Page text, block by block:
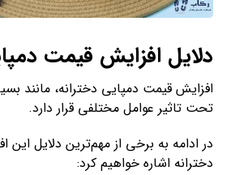
دلایل افزایش قیمت
افزایش قیمت دمپایی دخترانه، مانند
تحت تاثیر عوامل مختلفی قرار دارد.
در ادامه به برخی از مهم‌ترین دلایل
دخترانه اشاره خواهیم کرد: